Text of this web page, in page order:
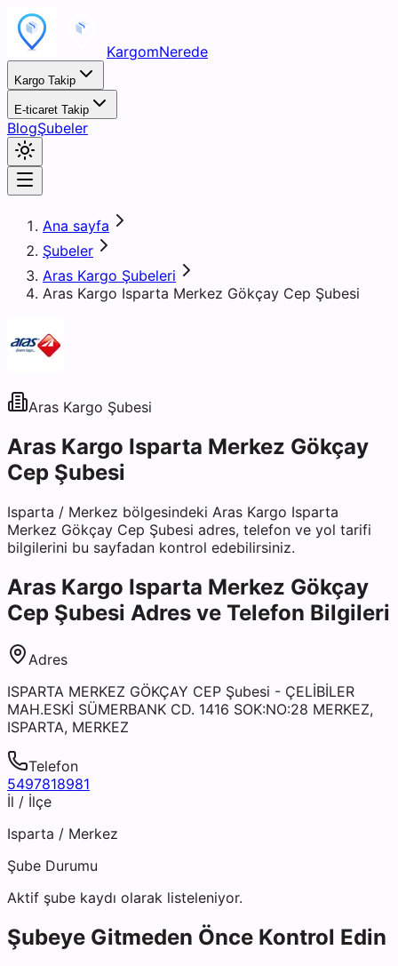
KargomNerede
Kargo Takip
E-ticaret Takip
BlogŞubeler
Ana sayfa
Şubeler
Aras Kargo Şubeleri
Aras Kargo Isparta Merkez Gökçay Cep Şubesi
Aras Kargo Şubesi
Aras Kargo Isparta Merkez Gökçay
Cep Şubesi
Isparta / Merkez bölgesindeki Aras Kargo Isparta
Merkez Gökçay Cep Şubesi adres, telefon ve yol tarifi
bilgilerini bu sayfadan kontrol edebilirsiniz.
Aras Kargo Isparta Merkez Gökçay
Cep Şubesi Adres ve Telefon Bilgileri
Adres
ISPARTA MERKEZ GÖKÇAY CEP Şubesi - ÇELİBİLER
MAH.ESKİ SÜMERBANK CD. 1416 SOK:NO:28 MERKEZ,
ISPARTA, MERKEZ
Telefon
5497818981
İl / İlçe
Isparta / Merkez
Şube Durumu
Aktif şube kaydı olarak listeleniyor.
Şubeye Gitmeden Önce Kontrol Edin